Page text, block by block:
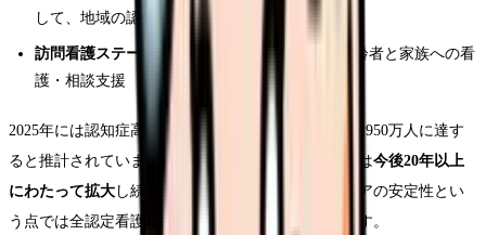
して、地域の認知症高齢者の早期発見・支援
訪問看護ステーション：
在宅で暮らす認知症高齢者と家族への看
護・相談支援
2025年には認知症高齢者が約700万人、2040年には約950万人に達す
ると推計されています。認知症看護の専門家の需要は今後20年以上
にわたって拡大 し続けることが確実であり、キャリアの安定性とい
う点では全認定看護師分野の中でもトップクラスです。